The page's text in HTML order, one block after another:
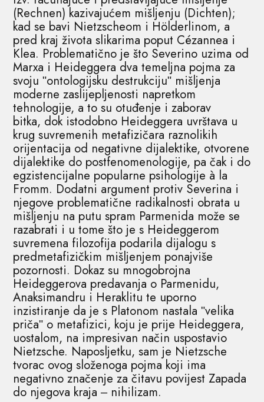
(Rechnen) kazivajućem mišljenju (Dichten);
kad se bavi Nietzscheom i Hölderlinom, a
pred kraj života slikarima poput Cézannea i
Klea. Problematično je što Severino uzima od
Marxa i Heideggera dva temeljna pojma za
svoju ʺontologijsku destrukcijuʺ mišljenja
moderne zaslijepljenosti napretkom
tehnologije, a to su otuđenje i zaborav
bitka, dok istodobno Heideggera uvrštava u
krug suvremenih metafizičara raznolikih
orijentacija od negativne dijalektike, otvorene
dijalektike do postfenomenologije, pa čak i do
egzistencijalne popularne psihologije à la
Fromm. Dodatni argument protiv Severina i
njegove problematične radikalnosti obrata u
mišljenju na putu spram Parmenida može se
razabrati i u tome što je s Heideggerom
suvremena filozofija podarila dijalogu s
predmetafizičkim mišljenjem ponajviše
pozornosti. Dokaz su mnogobrojna
Heideggerova predavanja o Parmenidu,
Anaksimandru i Heraklitu te uporno
inzistiranje da je s Platonom nastala ʺvelika
pričaʺ o metafizici, koju je prije Heideggera,
uostalom, na impresivan način uspostavio
Nietzsche. Naposljetku, sam je Nietzsche
tvorac ovog složenoga pojma koji ima
negativno značenje za čitavu povijest Zapada
do njegova kraja ‒ nihilizam.